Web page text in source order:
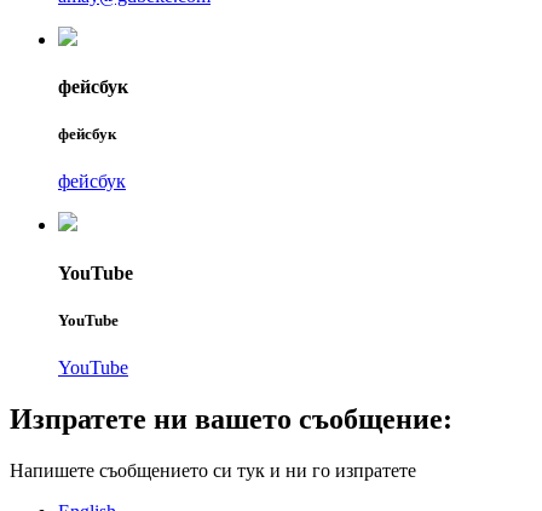
фейсбук
фейсбук
фейсбук
YouTube
YouTube
YouTube
Изпратете ни вашето съобщение:
Напишете съобщението си тук и ни го изпратете